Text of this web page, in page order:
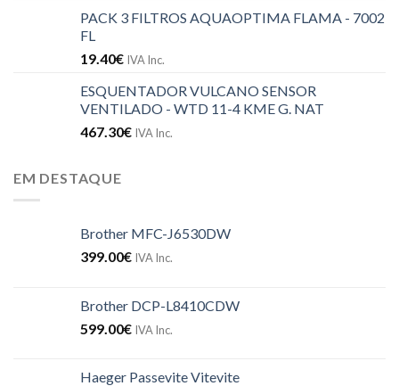
PACK 3 FILTROS AQUAOPTIMA FLAMA - 7002
FL
19.40€ IVA Inc.
ESQUENTADOR VULCANO SENSOR
VENTILADO - WTD 11-4 KME G. NAT
467.30€ IVA Inc.
EM DESTAQUE
Brother MFC-J6530DW
399.00€ IVA Inc.
Brother DCP-L8410CDW
599.00€ IVA Inc.
Haeger Passevite Vitevite